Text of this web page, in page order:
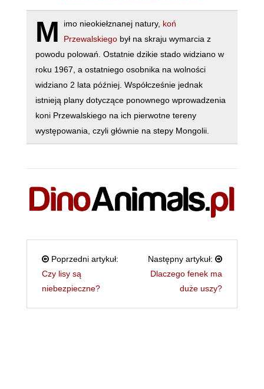
M imo nieokiełznanej natury, koń
Przewalskiegobył na skraju wymarcia z
powodu polowań. Ostatnie dzikie stado widziano w
roku 1967, a ostatniego osobnika na wolności
widziano 2 lata później. Współcześnie jednak
istnieją plany dotyczące ponownego wprowadzenia
koni Przewalskiego na ich pierwotne tereny
występowania, czyli głównie na stepy Mongolii.
Poprzedni artykuł:
Czy lisy są
niebezpieczne?
Następny artykuł:
Dlaczego fenek ma
duże uszy?